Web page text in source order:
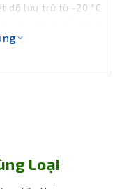
ngưng tụ
độ lưu trữ từ -20 °C
Loại